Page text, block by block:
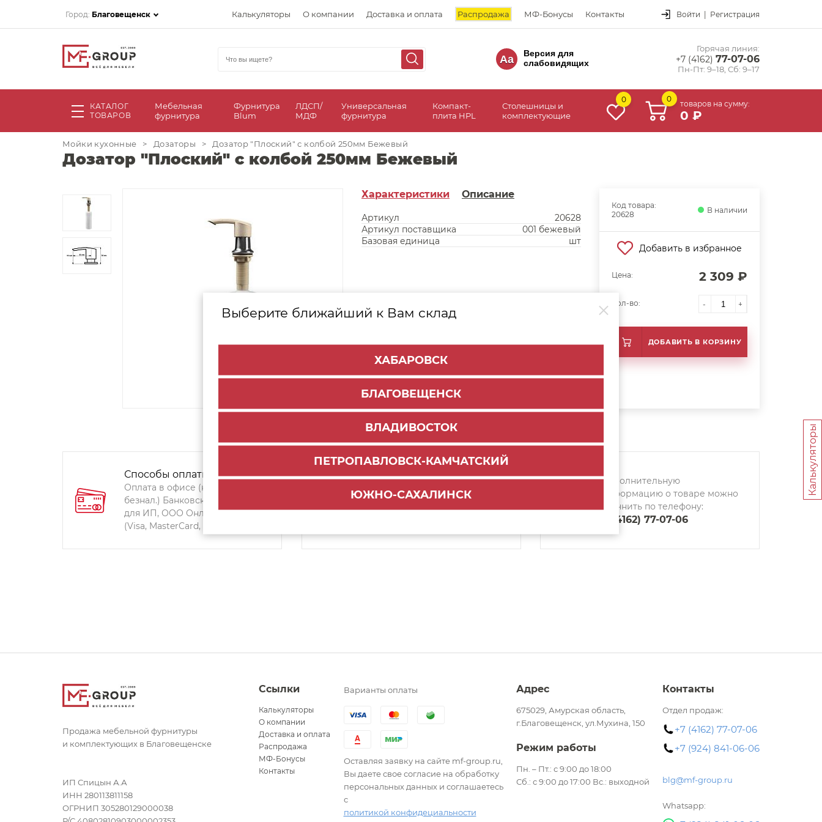
Город: Благовещенск Калькуляторы О компании Доставка и оплата Распродажа МФ-Бонусы Контакты Войти | Регистрация
Aa
Версия для
слабовидящих
Горячая линия:
+7 (4162) 77-07-06
Пн-Пт: 9–18, Сб: 9–17
КАТАЛОГ
ТОВАРОВ
Мебельная
фурнитура
Фурнитура
Blum
ЛДСП/
МДФ
Универсальная
фурнитура
Компакт-
плита HPL
Столешницы и
комплектующие
0 0
товаров на сумму:
0 ₽
Выберите ближайший к Вам склад
ХАБАРОВСК
БЛАГОВЕЩЕНСК
ВЛАДИВОСТОК
ПЕТРОПАВЛОВСК-КАМЧАТСКИЙ
ЮЖНО-САХАЛИНСК
Мойки кухонные > Дозаторы > Дозатор "Плоский" с колбой 250мм Бежевый
Дозатор "Плоский" с колбой 250мм Бежевый
Характеристики Описание
Артикул
20628
Артикул поставщика
001 бежевый
Базовая единица
шт
Код товара:
20628
В наличии
Добавить в избранное
Цена: 2 309 ₽
Кол-во: - +
ДОБАВИТЬ В КОРЗИНУ
Способы оплаты:
Оплата в офисе (наличными,
безнал.) Банковский перевод
для ИП, ООО Онлайн-оплата
(Visa, MasterCard, Мир)
По городу:1000 руб.
Самовывоз:ул. Мухина 150
Дополнительную
информацию о товаре можно
уточнить по телефону:
8 (4162) 77-07-06
Калькуляторы
Продажа мебельной фурнитуры
и комплектующих в Благовещенске
ИП Спицын А.А
ИНН 280113811158
ОГРНИП 305280129000038
Ссылки
Калькуляторы
О компании
Доставка и оплата
Распродажа
МФ-Бонусы
Контакты
Варианты оплаты
Оставляя заявку на сайте mf-group.ru,
Вы даете свое согласие на обработку
персональных данных и соглашаетесь
с
политикой конфидециальности
Адрес
675029, Амурская область,
г.Благовещенск, ул.Мухина, 150
Режим работы
Пн. – Пт.: с 9:00 до 18:00
Сб.: с 9:00 до 17:00 Вс.: выходной
Контакты
Отдел продаж:
+7 (4162) 77-07-06
+7 (924) 841-06-06
blg@mf-group.ru
Whatsapp: